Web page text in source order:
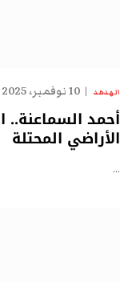
الهدهد 10 نوفمبر، 2025
أحمد
الأراضي المحتلة
…